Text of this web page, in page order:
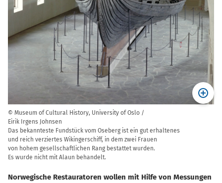
© Museum of Cultural History, University of Oslo /
Eirik Irgens Johnsen
Das bekannteste Fundstück vom Oseberg ist ein gut erhaltenes
und reich verziertes Wikingerschiff, in dem zwei Frauen
von hohem gesellschaftlichen Rang bestattet wurden.
Es wurde nicht mit Alaun behandelt.
Norwegische Restauratoren wollen mit Hilfe von Messungen